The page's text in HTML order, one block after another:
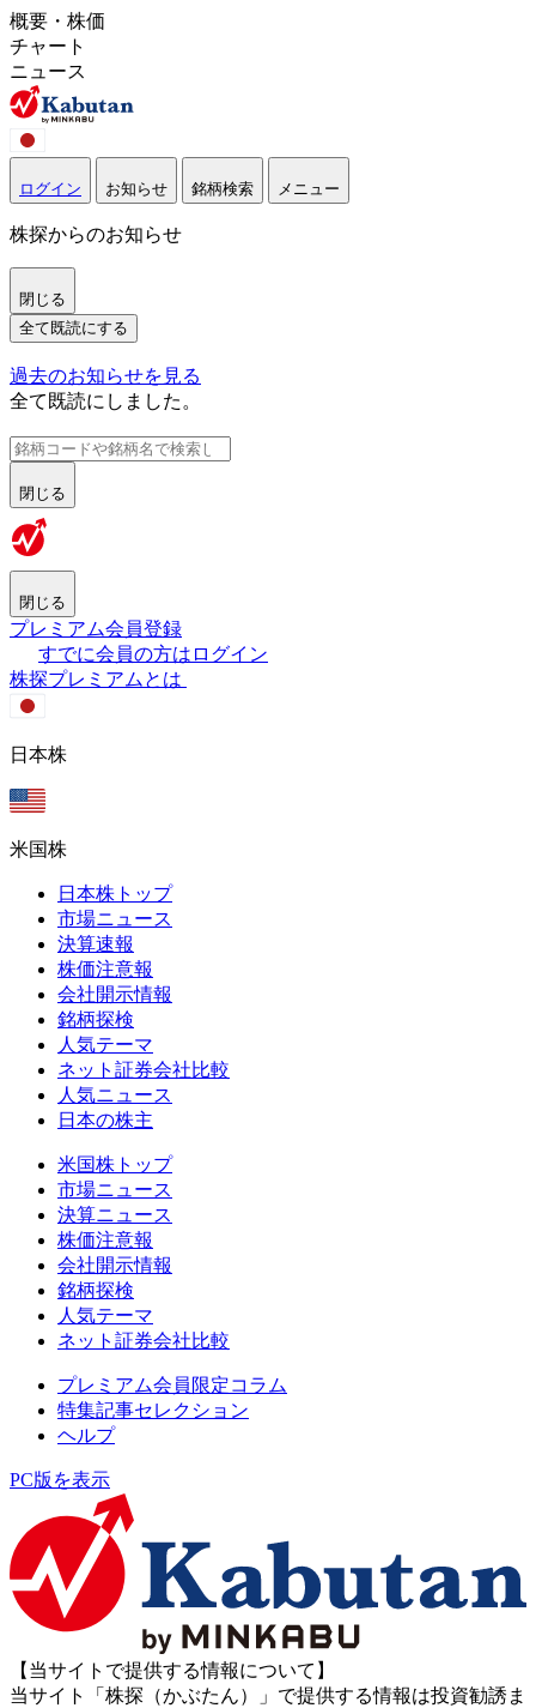
概要・株価
チャート
ニュース
ログイン お知らせ 銘柄検索 メニュー
株探からのお知らせ
閉じる
全て既読にする
過去のお知らせを見る
全て既読にしました。
閉じる
閉じる
プレミアム会員登録
すでに会員の方はログイン
株探プレミアムとは
日本株
米国株
日本株トップ
市場ニュース
決算速報
株価注意報
会社開示情報
銘柄探検
人気テーマ
ネット証券会社比較
人気ニュース
日本の株主
米国株トップ
市場ニュース
決算ニュース
株価注意報
会社開示情報
銘柄探検
人気テーマ
ネット証券会社比較
プレミアム会員限定コラム
特集記事セレクション
ヘルプ
PC版を表示
【当サイトで提供する情報について】
当サイト「株探（かぶたん）」で提供する情報は投資勧誘ま